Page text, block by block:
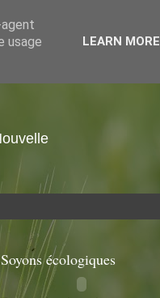
Soyons écologiques
usage
LEARN MORE